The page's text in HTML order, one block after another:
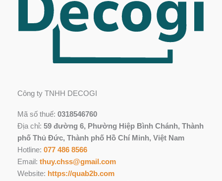
Công ty TNHH DECOGI
Mã số thuế: 0318546760
Địa chỉ: 59 đường 6, Phường Hiệp Bình Chánh, Thành
phố Thủ Đức, Thành phố Hồ Chí Minh, Việt Nam
Hotline: 077 486 8566
Email: thuy.chss@gmail.com
Website: https://quab2b.com